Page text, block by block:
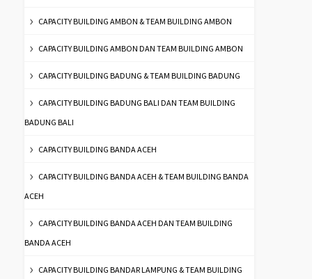
CAPACITY BUILDING AMBON & TEAM BUILDING AMBON
CAPACITY BUILDING AMBON DAN TEAM BUILDING AMBON
CAPACITY BUILDING BADUNG & TEAM BUILDING BADUNG
CAPACITY BUILDING BADUNG BALI DAN TEAM BUILDING
BADUNG BALI
CAPACITY BUILDING BANDA ACEH
CAPACITY BUILDING BANDA ACEH & TEAM BUILDING BANDA
ACEH
CAPACITY BUILDING BANDA ACEH DAN TEAM BUILDING
BANDA ACEH
CAPACITY BUILDING BANDAR LAMPUNG & TEAM BUILDING